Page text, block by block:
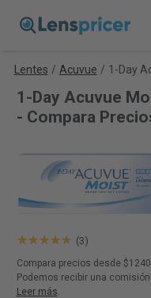
Lentes / Acuvue / 1-Day
1-Day Acuvue
- Compara
(3)
Compara precios desde
Podemos recibir una
Leer más.